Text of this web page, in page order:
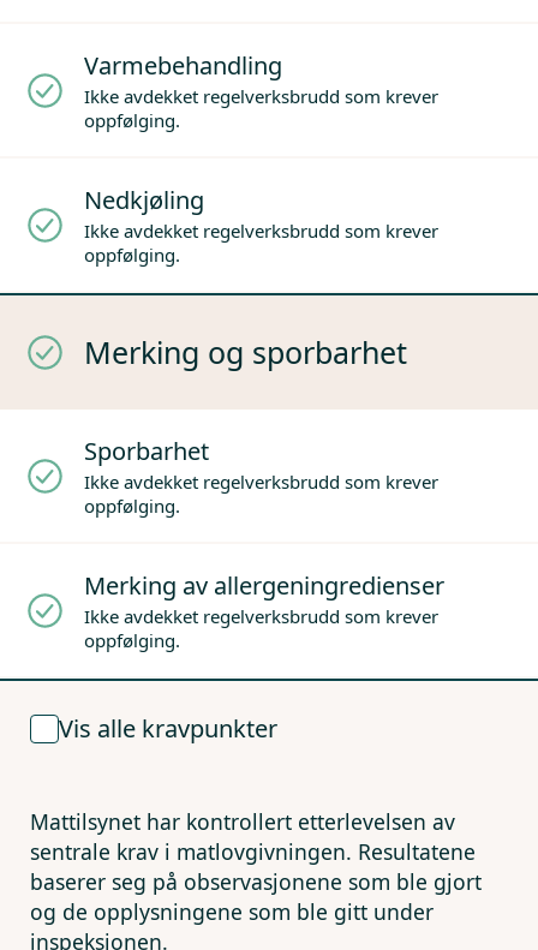
Varmebehandling
Ikke avdekket regelverksbrudd som krever
oppfølging.
Nedkjøling
Ikke avdekket regelverksbrudd som krever
oppfølging.
Merking og sporbarhet
Sporbarhet
Ikke avdekket regelverksbrudd som krever
oppfølging.
Merking av allergeningredienser
Ikke avdekket regelverksbrudd som krever
oppfølging.
Vis alle kravpunkter
Mattilsynet har kontrollert etterlevelsen av
sentrale krav i matlovgivningen. Resultatene
baserer seg på observasjonene som ble gjort
og de opplysningene som ble gitt under
inspeksjonen.